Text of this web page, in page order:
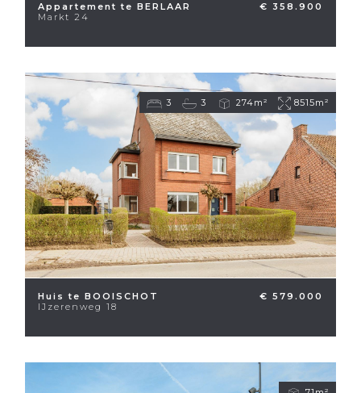
Appartement te BERLAAR
Markt 24
€ 358.900
3 3 274m² 8515m²
Huis te BOOISCHOT
IJzerenweg 18
€ 579.000